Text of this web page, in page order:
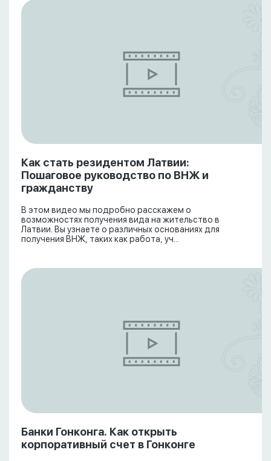
Как стать резидентом Латвии:
Пошаговое руководство по ВНЖ и
гражданству
В этом видео мы подробно расскажем о
возможностях получения вида на жительство в
Латвии. Вы узнаете о различных основаниях для
получения ВНЖ, таких как работа, уч...
Банки Гонконга. Как открыть
корпоративный счет в Гонконге